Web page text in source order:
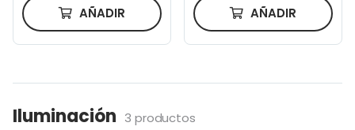
AÑADIR AÑADIR
Iluminación 3 productos